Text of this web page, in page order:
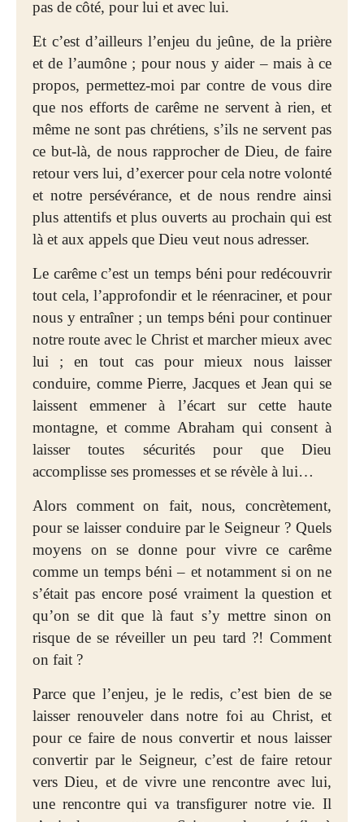
pas de côté, pour lui et avec lui.
Et c’est d’ailleurs l’enjeu du jeûne, de la prière
et de l’aumône ; pour nous y aider – mais à ce
propos, permettez-moi par contre de vous dire
que nos efforts de carême ne servent à rien, et
même ne sont pas chrétiens, s’ils ne servent pas
ce but-là, de nous rapprocher de Dieu, de faire
retour vers lui, d’exercer pour cela notre volonté
et notre persévérance, et de nous rendre ainsi
plus attentifs et plus ouverts au prochain qui est
là et aux appels que Dieu veut nous adresser.
Le carême c’est un temps béni pour redécouvrir
tout cela, l’approfondir et le réenraciner, et pour
nous y entraîner ; un temps béni pour continuer
notre route avec le Christ et marcher mieux avec
lui ; en tout cas pour mieux nous laisser
conduire, comme Pierre, Jacques et Jean qui se
laissent emmener à l’écart sur cette haute
montagne, et comme Abraham qui consent à
laisser toutes sécurités pour que Dieu
accomplisse ses promesses et se révèle à lui…
Alors comment on fait, nous, concrètement,
pour se laisser conduire par le Seigneur ? Quels
moyens on se donne pour vivre ce carême
comme un temps béni – et notamment si on ne
s’était pas encore posé vraiment la question et
qu’on se dit que là faut s’y mettre sinon on
risque de se réveiller un peu tard ?! Comment
on fait ?
Parce que l’enjeu, je le redis, c’est bien de se
laisser renouveler dans notre foi au Christ, et
pour ce faire de nous convertir et nous laisser
convertir par le Seigneur, c’est de faire retour
vers Dieu, et de vivre une rencontre avec lui,
une rencontre qui va transfigurer notre vie. Il